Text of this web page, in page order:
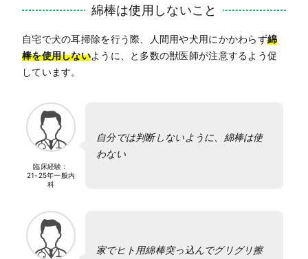
綿棒は使用しないこと
自宅で犬の耳掃除を行う際、人間用や犬用にかかわらず綿
棒を使用しないように、と多数の獣医師が注意するよう促
しています。
臨床経験：
21-25年一般内
科
自分では判断しないように、綿棒は使
わない
家でヒト用綿棒突っ込んでグリグリ擦